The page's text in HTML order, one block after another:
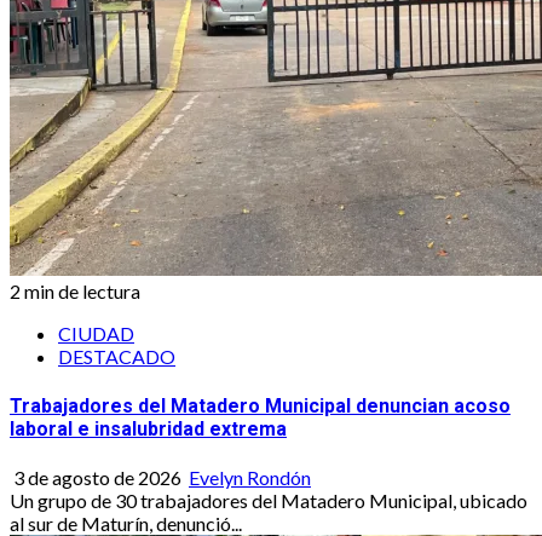
2 min de lectura
CIUDAD
DESTACADO
Trabajadores del Matadero Municipal denuncian acoso
laboral e insalubridad extrema
3 de agosto de 2026 Evelyn Rondón
Un grupo de 30 trabajadores del Matadero Municipal, ubicado
al sur de Maturín, denunció...